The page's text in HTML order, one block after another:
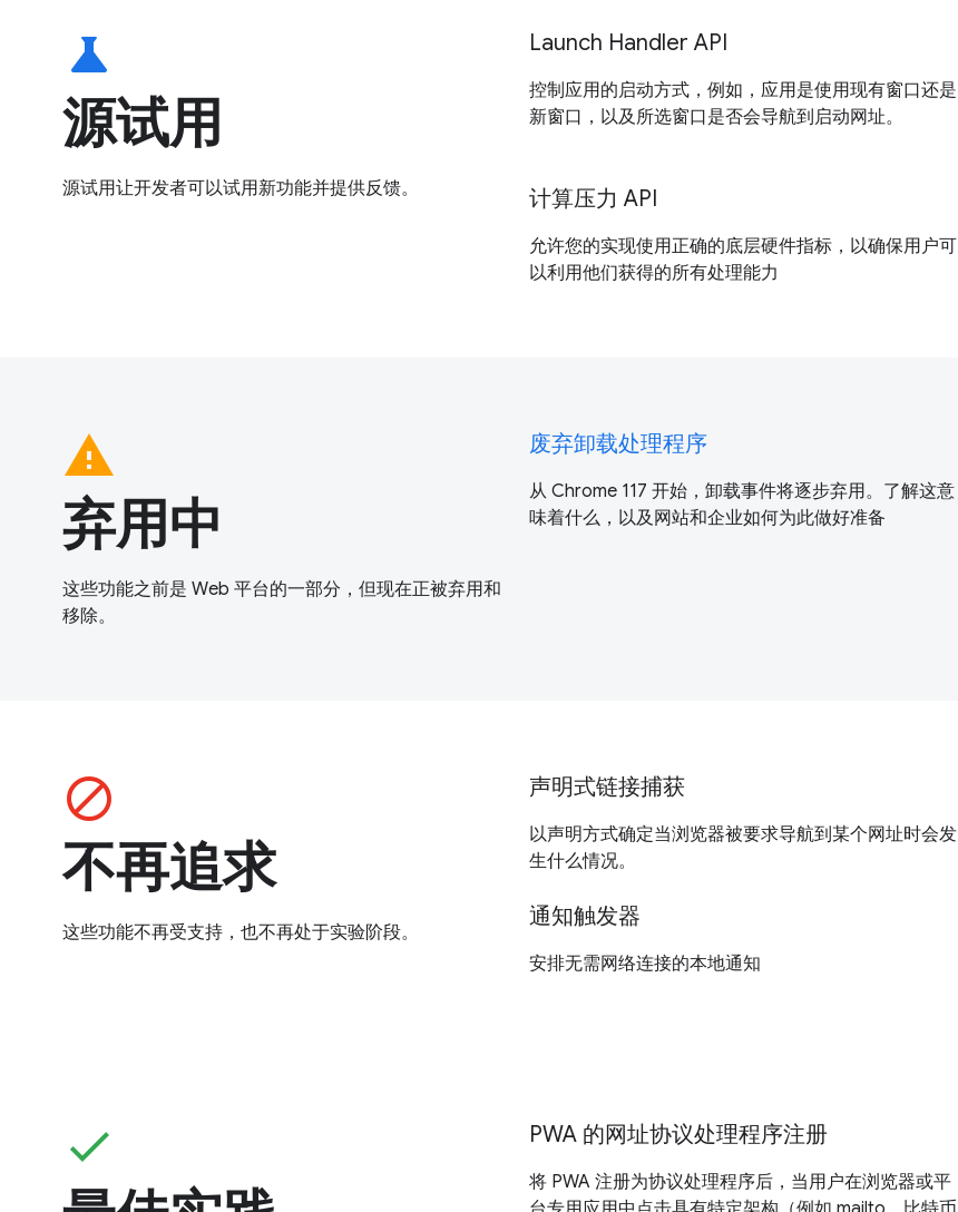
science
源试用
源试用让开发者可以试用新功能并提供反馈。
Launch Handler API
控制应用的启动方式，例如，应用是使用现有窗口还是
新窗口，以及所选窗口是否会导航到启动网址。
计算压力 API
允许您的实现使用正确的底层硬件指标，以确保用户可
以利用他们获得的所有处理能力
warning
弃用中
这些功能之前是 Web 平台的一部分，但现在正被弃用和
移除。
废弃卸载处理程序
从 Chrome 117 开始，卸载事件将逐步弃用。了解这意
味着什么，以及网站和企业如何为此做好准备
block
不再追求
这些功能不再受支持，也不再处于实验阶段。
声明式链接捕获
以声明方式确定当浏览器被要求导航到某个网址时会发
生什么情况。
通知触发器
安排无需网络连接的本地通知
check PWA 的网址协议处理程序注册
将 PWA 注册为协议处理程序后，当用户在浏览器或平